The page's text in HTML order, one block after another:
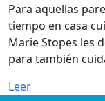
Para aquellas
tiempo en casa
Marie Stopes les
para también
Leer